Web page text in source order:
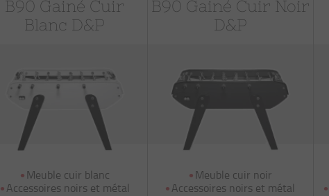
B90 Gainé Cuir
Blanc D&P
Meuble cuir blanc
Accessoires noirs et métal
B90 Gainé Cuir Noir
D&P
Meuble cuir noir
Accessoires noirs et métal